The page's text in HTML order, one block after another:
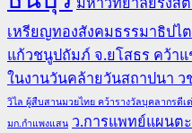
เหรียญทองสังคมธรรมาธิปไ
แก้วชนูปถัมภ์ จ.ยโสธร คว้า
ในงานวันคล้ายวันสถาปนา ว
วิไล ผู้สืบสานมวยไทย คว้ารางวัลบุคลากรดี
มก.กำแพงแสน ว.การแพทย์แผนต